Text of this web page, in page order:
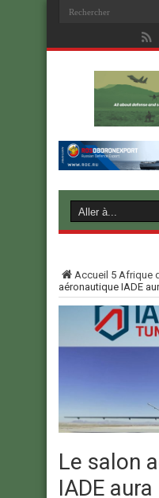
Accueil 5 Afrique
aéronautique IADE
Le salon
IADE